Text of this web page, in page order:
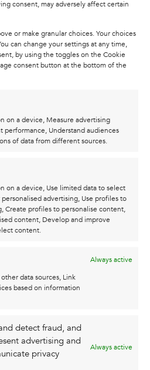
consent, may adversely affect certain
or make granular choices. Your choices
can change your settings at any time,
by using the toggles on the Cookie
consent button at the bottom of the
on a device, Measure advertising
performance, Understand audiences
of data from different sources.
on a device, Use limited data to select
advertising, Use profiles to
Create profiles to personalise content,
content, Develop and improve
content.
Always active
data sources, Link
based on information
detect fraud, and
advertising and
privacy
Always active
in een onvoorspelbare en
and awake.
één gemaakt. Wil je
werk? Neem dan
...
SCULPTURE |
“ACCEPTANCE”